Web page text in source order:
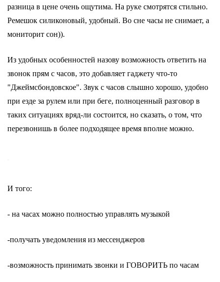
разница в цене очень ощутима. На руке смотрятся стильно.
Ремешок силиконовый, удобный. Во сне часы не снимает, а
мониторит сон)).
Из удобных особенностей назову возможность ответить на
звонок прям с часов, это добавляет гаджету что-то
"Джеймсбондовское". Звук с часов слышно хорошо, удобно
при езде за рулем или при беге, полноценный разговор в
таких ситуациях вряд-ли состоится, но сказать, о том, что
перезвонишь в более подходящее время вполне можно.
И того:
- на часах можно полностью управлять музыкой
-получать уведомления из мессенджеров
-возможность принимать звонки и ГОВОРИТЬ по часам